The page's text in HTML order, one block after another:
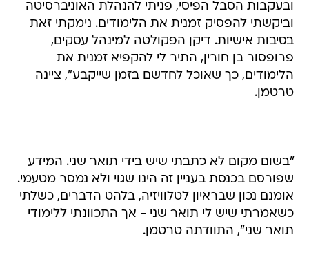
ובעקבות הסבל הפיסי, פניתי להנהלת האוניברסיטה
וביקשתי להפסיק זמנית את הלימודים. נימקתי זאת
בסיבות אישיות. דיקן הפקולטה למינהל עסקים,
פרופסור בן חורין, התיר לי להקפיא זמנית את
הלימודים, כך שאוכל לחדשם בזמן שייקבע", ציינה
טרטמן.
"בשום מקום לא כתבתי שיש בידי תואר שני. המידע
שפורסם בכנסת בעניין זה הינו שגוי ולא נמסר מטעמי.
אומנם נכון שבראיון לטלוויזיה, בלהט הדברים, כשלתי
כשאמרתי שיש לי תואר שני - אך התכוונתי ללימודי
תואר שני", התוודתה טרטמן.